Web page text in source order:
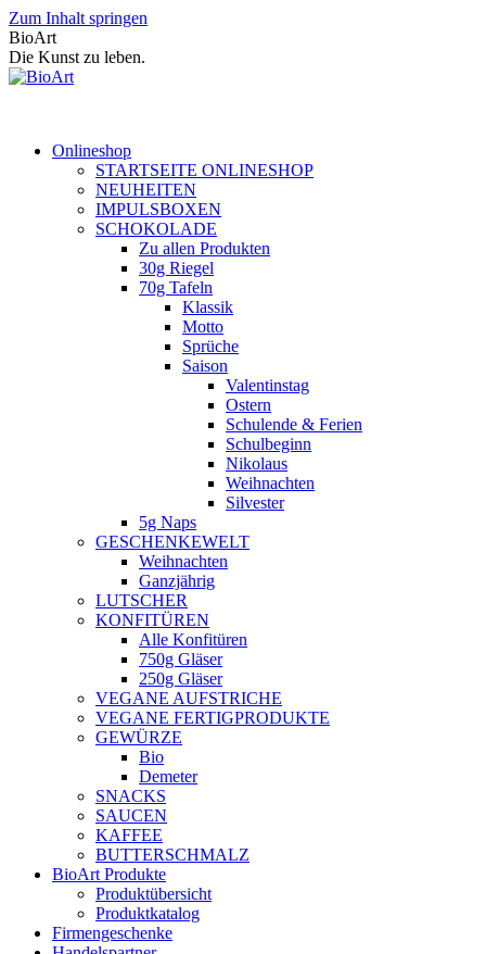
Zum Inhalt springen
BioArt
Die Kunst zu leben.
Onlineshop
STARTSEITE ONLINESHOP
NEUHEITEN
IMPULSBOXEN
SCHOKOLADE
Zu allen Produkten
30g Riegel
70g Tafeln
Klassik
Motto
Sprüche
Saison
Valentinstag
Ostern
Schulende & Ferien
Schulbeginn
Nikolaus
Weihnachten
Silvester
5g Naps
GESCHENKEWELT
Weihnachten
Ganzjährig
LUTSCHER
KONFITÜREN
Alle Konfitüren
750g Gläser
250g Gläser
VEGANE AUFSTRICHE
VEGANE FERTIGPRODUKTE
GEWÜRZE
Bio
Demeter
SNACKS
SAUCEN
KAFFEE
BUTTERSCHMALZ
BioArt Produkte
Produktübersicht
Produktkatalog
Firmengeschenke